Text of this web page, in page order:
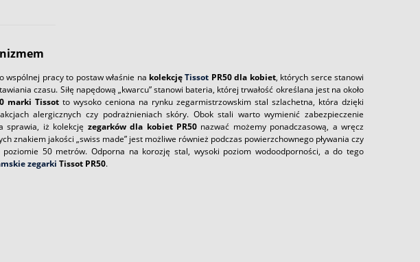
wspólnej pracy to postaw właśnie na kolekcjęTissot PR50 dla kobiet, których serce stanowi
czasu. Siłę napędową „kwarcu” stanowi bateria, której trwałość określana jest na około
marki Tissot to wysoko ceniona na rynku zegarmistrzowskim stal szlachetna, która dzięki
alergicznych czy podrażnieniach skóry. Obok stali warto wymienić zabezpieczenie
sprawia, iż kolekcję zegarków dla kobiet PR50nazwać możemy ponadczasową, a wręcz
znakiem jakości „swiss made” jest możliwe również podczas powierzchownego pływania czy
50 metrów. Odporna na korozję stal, wysoki poziom wodoodporności, a do tego
zegarki Tissot PR50.